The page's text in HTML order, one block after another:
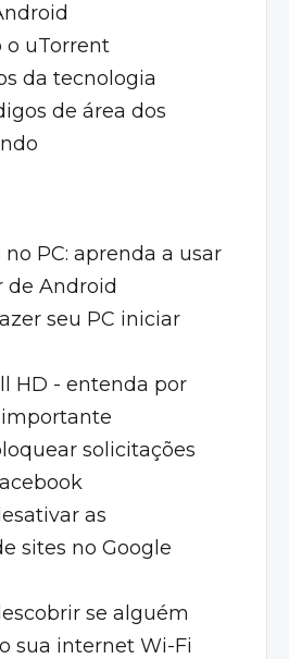
o uTorrent
da tecnologia
de área dos
PC: aprenda a usar
de Android
seu PC iniciar
HD - entenda por
solicitações
as
sites no Google
se alguém
sua internet Wi-Fi